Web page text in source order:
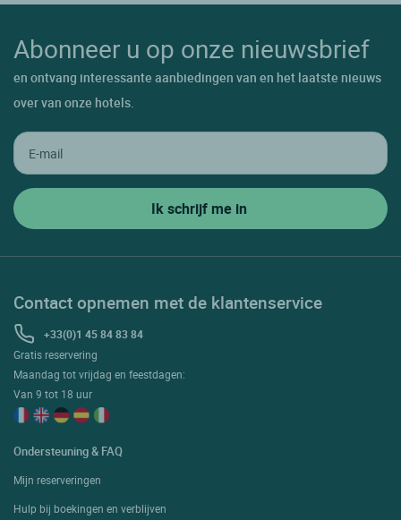
Abonneer u op onze nieuwsbrief
en ontvang interessante aanbiedingen van en het laatste nieuws
over van onze hotels.
Contact opnemen met de klantenservice
+33(0)1 45 84 83 84
Gratis reservering
Maandag tot vrijdag en feestdagen:
Van 9 tot 18 uur
Ondersteuning & FAQ
Mijn reserveringen
Hulp bij boekingen en verblijven